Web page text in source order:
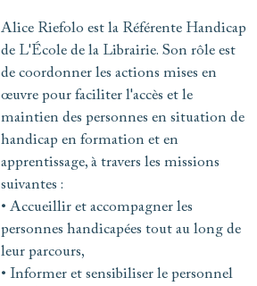
Alice Riefolo est la Référente Handicap
de L'École de la Librairie. Son rôle est
de coordonner les actions mises en
œuvre pour faciliter l'accès et le
maintien des personnes en situation de
handicap en formation et en
apprentissage, à travers les missions
suivantes :
• Accueillir et accompagner les
personnes handicapées tout au long de
leur parcours,
• Informer et sensibiliser le personnel